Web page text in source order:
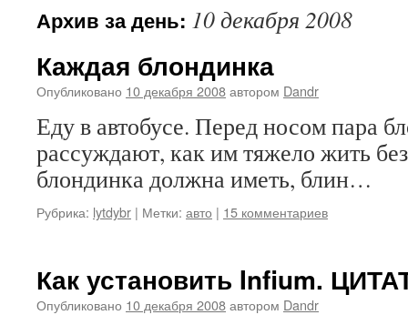
содержимому
Архив за день: 10 декабря 2008
Каждая блондинка
Опубликовано 10 декабря 2008автором Dandr
Еду в автобусе. Перед носом пара
рассуждают, как им тяжело жить
блондинка должна иметь, блин…
Рубрика: lytdybr | Метки: авто | 15 комментариев
Как установить Infium.
Опубликовано 10 декабря 2008автором Dandr